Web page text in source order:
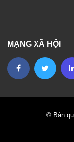
MẠNG XÃ HỘI
© Bản